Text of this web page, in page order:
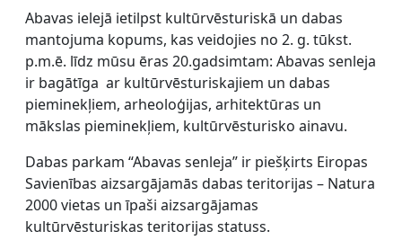
Abavas ielejā ietilpst kultūrvēsturiskā un dabas
mantojuma kopums, kas veidojies no 2. g. tūkst.
p.m.ē. līdz mūsu ēras 20.gadsimtam: Abavas senleja
ir bagātīga ar kultūrvēsturiskajiem un dabas
pieminekļiem, arheoloģijas, arhitektūras un
mākslas pieminekļiem, kultūrvēsturisko ainavu.
Dabas parkam “Abavas senleja” ir piešķirts Eiropas
Savienības aizsargājamās dabas teritorijas – Natura
2000 vietas un īpaši aizsargājamas
kultūrvēsturiskas teritorijas statuss.